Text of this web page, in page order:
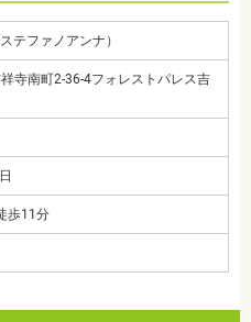
ファノアンナ）
寺南町2-36-4フォレストパレス吉
歩11分